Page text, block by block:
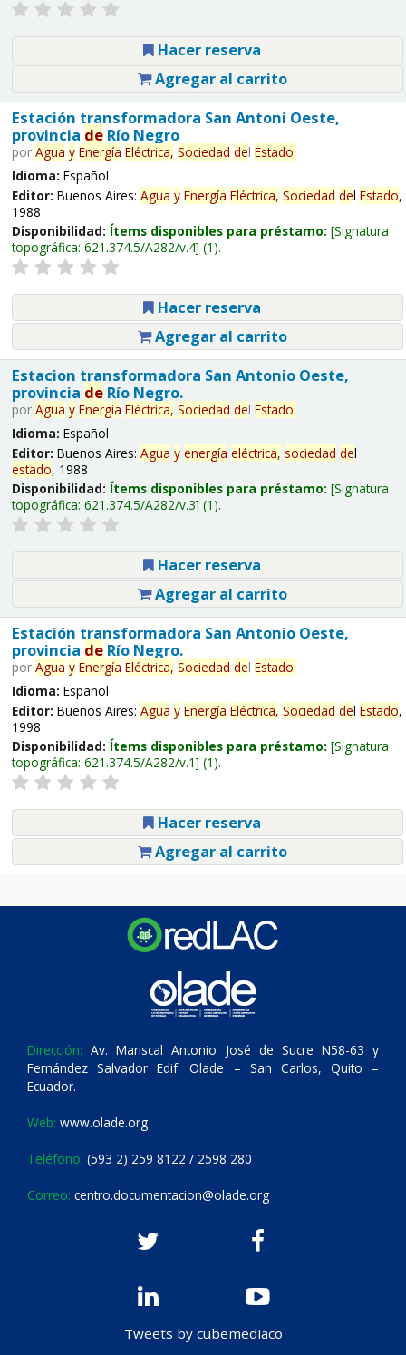
Hacer reserva
Agregar al carrito
Estación transformadora San Antoni Oeste,
provincia deRío Negro
por Agua y Energía Eléctrica, Sociedad del Estado.
Idioma: Español
Editor: Buenos Aires: Agua y Energía Eléctrica, Sociedad del Estado,
1988
Disponibilidad: Ítems disponibles para préstamo: Signatura
topográfica: 621.374.5/A282/v.4 (1).
Hacer reserva
Agregar al carrito
Estacion transformadora San Antonio Oeste,
provincia deRío Negro.
por Agua y Energía Eléctrica, Sociedad del Estado.
Idioma: Español
Editor: Buenos Aires: Agua y energía eléctrica, sociedad del
estado, 1988
Disponibilidad: Ítems disponibles para préstamo: Signatura
topográfica: 621.374.5/A282/v.3 (1).
Hacer reserva
Agregar al carrito
Estación transformadora San Antonio Oeste,
provincia deRío Negro.
por Agua y Energía Eléctrica, Sociedad del Estado.
Idioma: Español
Editor: Buenos Aires: Agua y Energía Eléctrica, Sociedad del Estado,
1998
Disponibilidad: Ítems disponibles para préstamo: Signatura
topográfica: 621.374.5/A282/v.1 (1).
Hacer reserva
Agregar al carrito
Dirección: Av. Mariscal Antonio José de Sucre N58-63 y
Fernández Salvador Edif. Olade – San Carlos, Quito –
Ecuador.
Web: www.olade.org
Teléfono: (593 2) 259 8122 / 2598 280
Correo: centro.documentacion@olade.org
Tweets by cubemediaco